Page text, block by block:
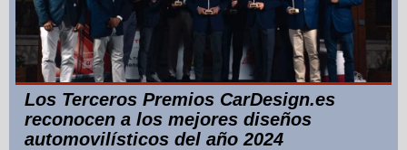
Los Terceros Premios CarDesign.es
reconocen a los mejores diseños
automovilísticos del año 2024